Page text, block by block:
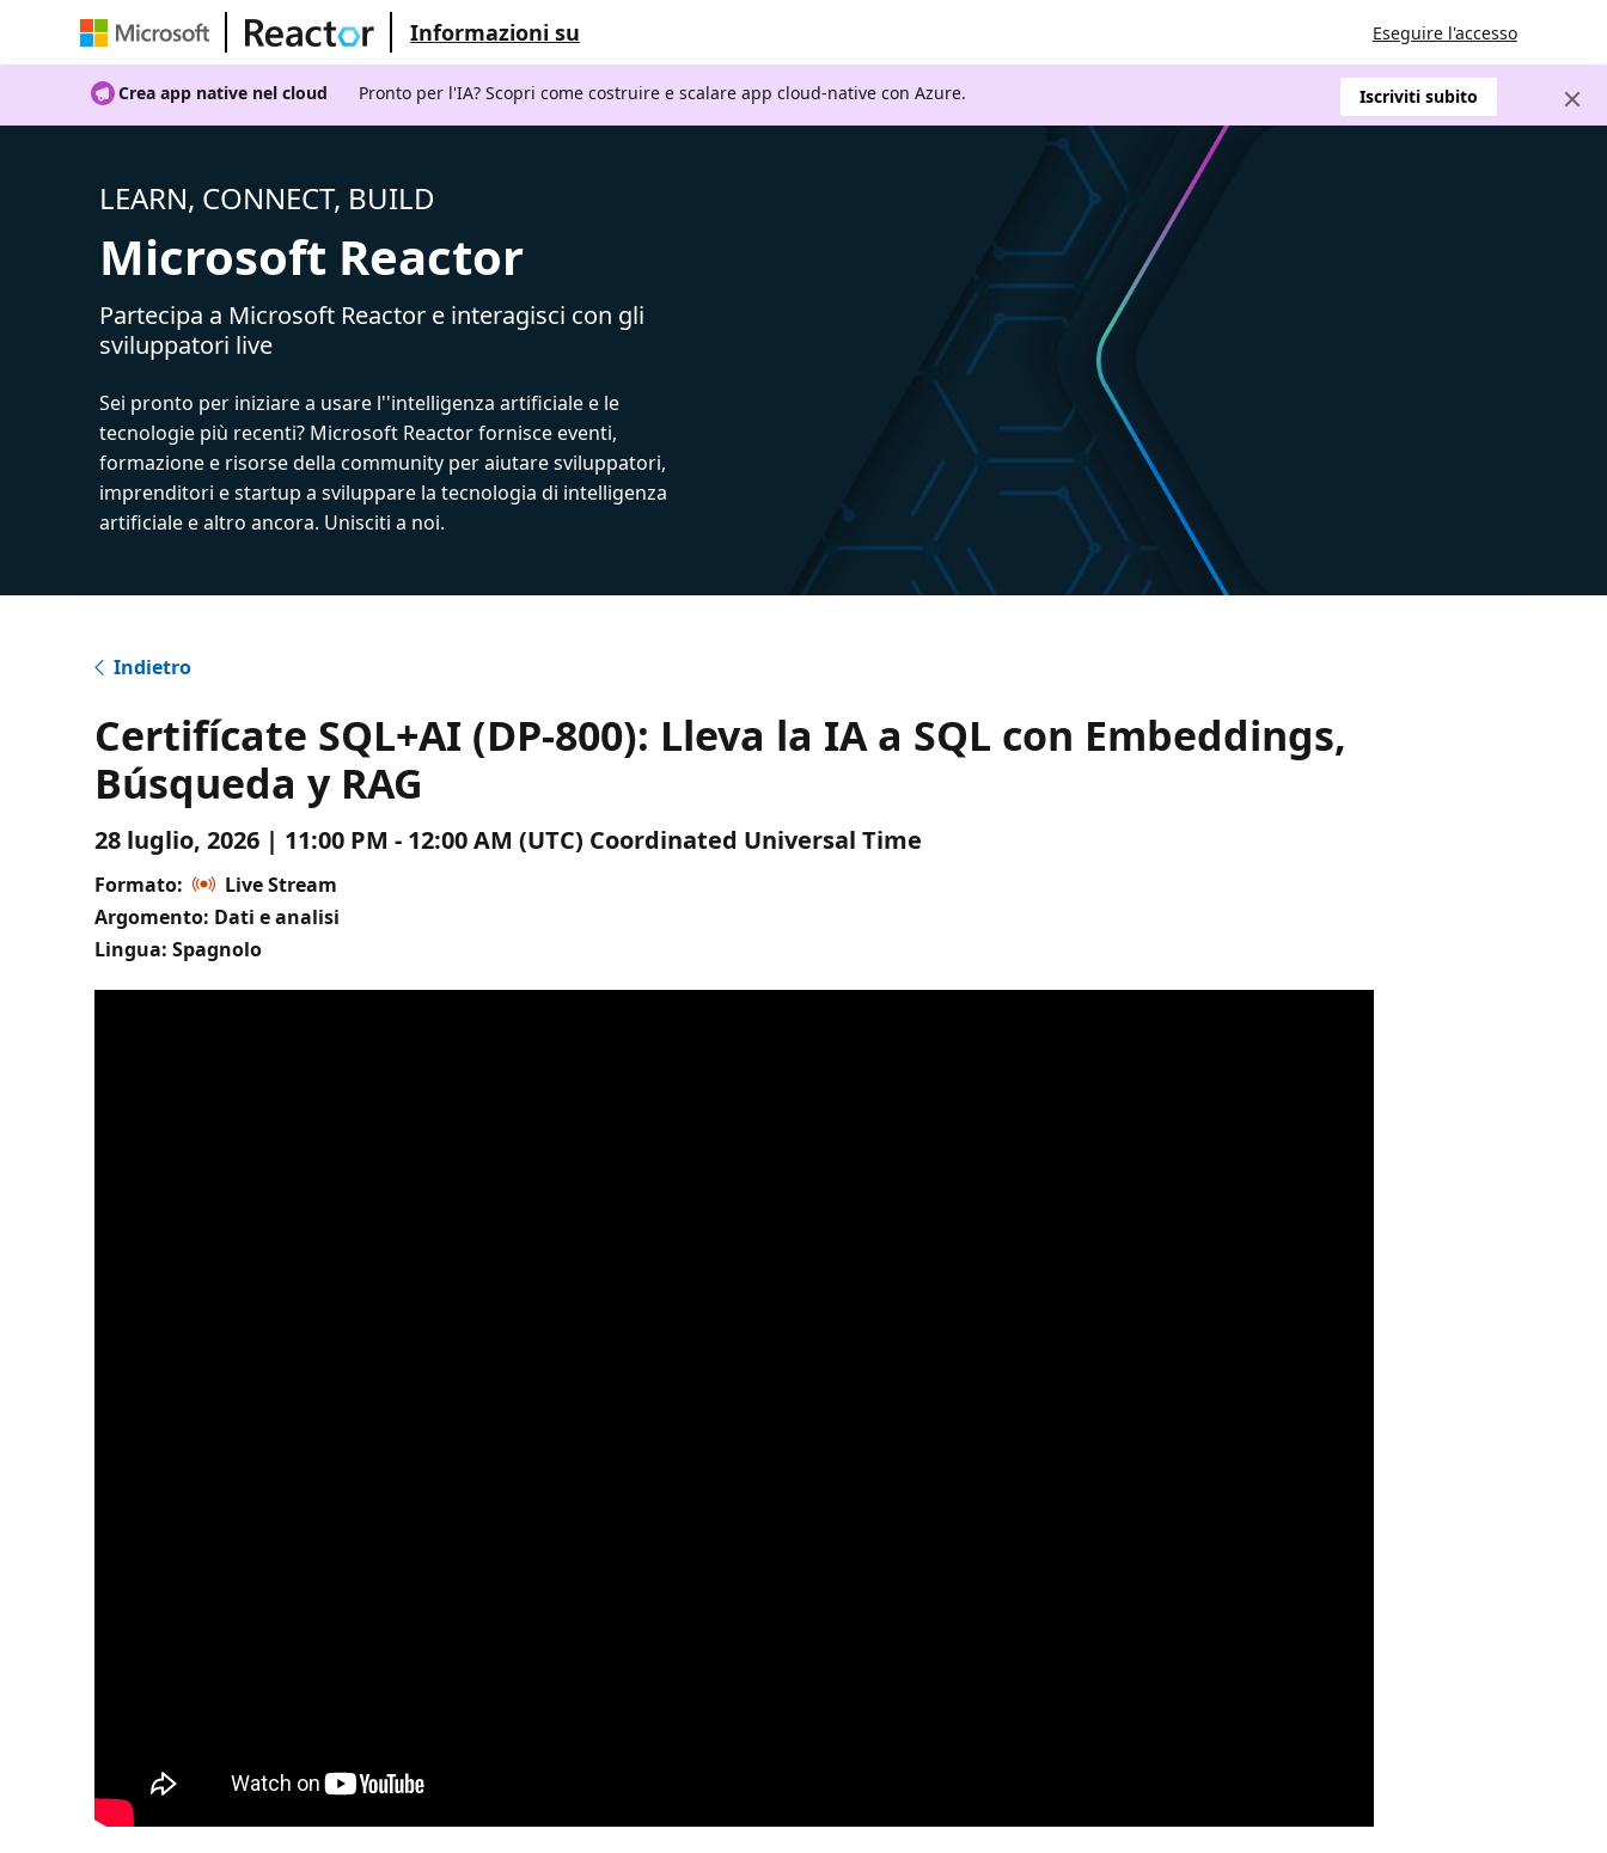
Informazioni su Eseguire l'accesso
Crea app native nel cloud Pronto per l'IA? Scopri come costruire e scalare app cloud-native con Azure. Iscriviti subito
LEARN, CONNECT, BUILD
Microsoft Reactor
Partecipa a Microsoft Reactor e interagisci con gli
sviluppatori live
Sei pronto per iniziare a usare l''intelligenza artificiale e le
tecnologie più recenti? Microsoft Reactor fornisce eventi,
formazione e risorse della community per aiutare sviluppatori,
imprenditori e startup a sviluppare la tecnologia di intelligenza
artificiale e altro ancora. Unisciti a noi.
Indietro
Certifícate SQL+AI (DP-800): Lleva la IA a SQL con Embeddings,
Búsqueda y RAG
28 luglio, 2026 | 11:00 PM - 12:00 AM (UTC) Coordinated Universal Time
Formato:
Live Stream
Argomento: Dati e analisi
Lingua: Spagnolo